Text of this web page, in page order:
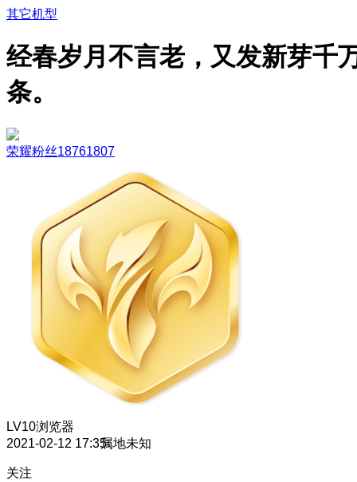
其它机型
经春岁月不言老，又发新芽千
条。
荣耀粉丝18761807
LV10浏览器
2021-02-12 17:35属地未知
关注